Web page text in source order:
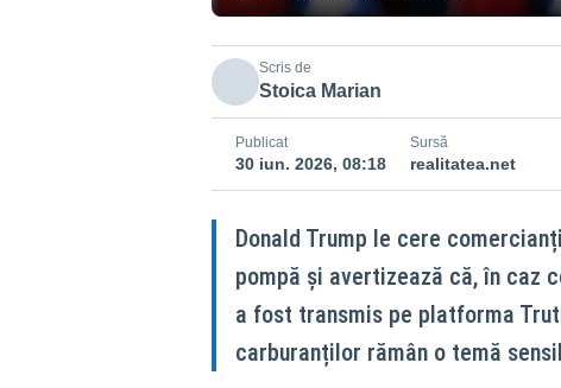
Scris de
Stoica Marian
Publicat
30 iun. 2026, 08:18
Sursă
realitatea.net
Donald Trump le cere
pompă și avertizează că, în caz
a fost transmis pe platforma
carburanților rămân o temă